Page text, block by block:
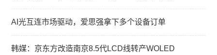
AI光互连市场驱动，爱思强拿下多个设备订单
韩媒：京东方改造南京8.5代LCD线转产WOLED